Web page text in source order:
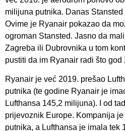
milijuna putnika. Danas
Ovime je Ryanair pokazao da
ogroman Stansted. Jasno da
Zagreba ili Dubrovnika u tom
pustiti da im Ryanair radi što god
Ryanair je već 2019. prešao
putnika (te godine Ryanair je
Lufthansa 145,2 milijuna). I od
prijevoznik Europe. Kompanija
putnika, a Lufthansa je imala tek